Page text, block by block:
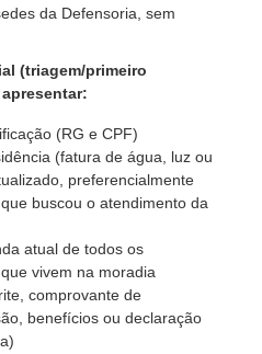
da Defensoria, sem
(triagem/primeiro
(RG e CPF)
(fatura de água, luz ou
preferencialmente
buscou o atendimento da
atual de todos os
vivem na moradia
comprovante de
benefícios ou declaração